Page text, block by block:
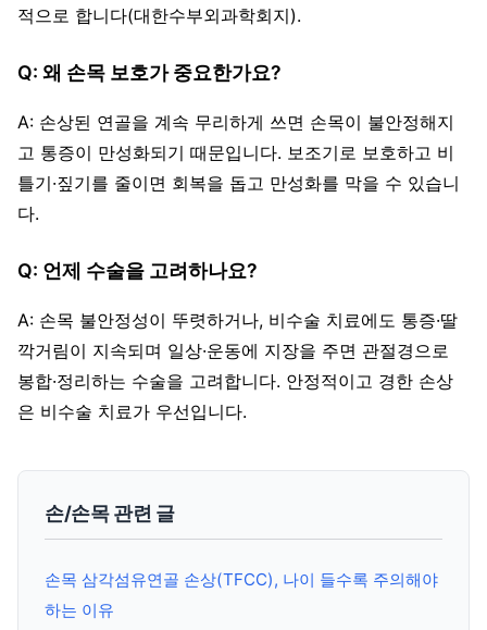
적으로 합니다(대한수부외과학회지).
Q: 왜 손목 보호가 중요한가요?
A: 손상된 연골을 계속 무리하게 쓰면 손목이 불안정해지
고 통증이 만성화되기 때문입니다. 보조기로 보호하고 비
틀기·짚기를 줄이면 회복을 돕고 만성화를 막을 수 있습니
다.
Q: 언제 수술을 고려하나요?
A: 손목 불안정성이 뚜렷하거나, 비수술 치료에도 통증·딸
깍거림이 지속되며 일상·운동에 지장을 주면 관절경으로
봉합·정리하는 수술을 고려합니다. 안정적이고 경한 손상
은 비수술 치료가 우선입니다.
손/손목 관련 글
손목 삼각섬유연골 손상(TFCC), 나이 들수록 주의해야
하는 이유